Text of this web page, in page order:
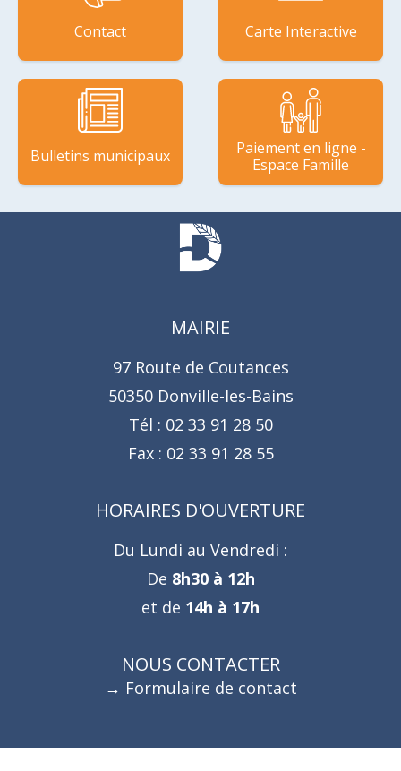
Contact Carte Interactive
Bulletins municipaux
Paiement en ligne -
Espace Famille
MAIRIE
97 Route de Coutances
50350 Donville-les-Bains
Tél : 02 33 91 28 50
Fax : 02 33 91 28 55
HORAIRES D'OUVERTURE
Du Lundi au Vendredi :
De 8h30 à 12h
et de 14h à 17h
NOUS CONTACTER
Formulaire de contact